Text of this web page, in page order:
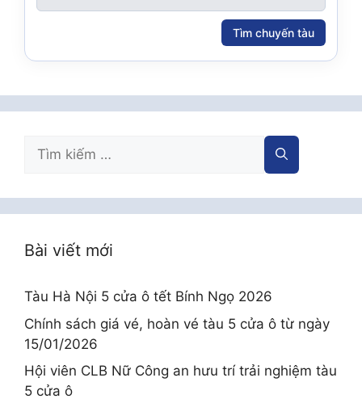
Tìm chuyến tàu
Tìm
Bài viết mới
Tàu Hà Nội 5 cửa ô tết Bính Ngọ 2026
Chính sách giá vé, hoàn vé tàu 5 cửa ô từ ngày
15/01/2026
Hội viên CLB Nữ Công an hưu trí trải nghiệm tàu
5 cửa ô